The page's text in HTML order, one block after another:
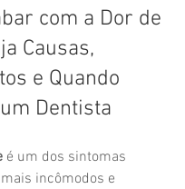
com a Dor de
Causas,
e Quando
Dentista
é um dos sintomas
incômodos e